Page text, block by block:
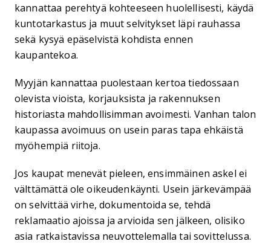
kannattaa perehtyä kohteeseen huolellisesti, käydä
kuntotarkastus ja muut selvitykset läpi rauhassa
sekä kysyä epäselvistä kohdista ennen
kaupantekoa.
Myyjän kannattaa puolestaan kertoa tiedossaan
olevista vioista, korjauksista ja rakennuksen
historiasta mahdollisimman avoimesti. Vanhan talon
kaupassa avoimuus on usein paras tapa ehkäistä
myöhempiä riitoja.
Jos kaupat menevät pieleen, ensimmäinen askel ei
välttämättä ole oikeudenkäynti. Usein järkevämpää
on selvittää virhe, dokumentoida se, tehdä
reklamaatio ajoissa ja arvioida sen jälkeen, olisiko
asia ratkaistavissa neuvottelemalla tai sovittelussa.